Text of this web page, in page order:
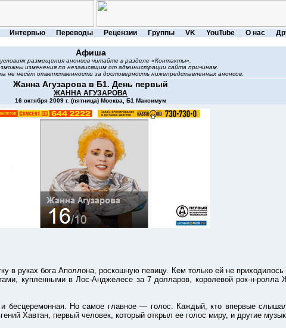
Интервью Переводы Рецензии Группы VK YouTube О нас
Афиша
размещения анонсов читайте в разделе «Контакты».
изменения по независящим от администрации сайта причинам.
не несёт ответственности за достоверность нижепредставленных анонсов.
Жанна Агузарова в Б1. День первый
ЖАННА АГУЗАРОВА
16 октября 2009 г. (пятница) Москва, Б1 Максимум
руках бога Аполлона, роскошную певицу. Кем только ей не
купленными в Лос-Анджелесе за 7 долларов, королевой рок-н-ролла
Но самое главное — голос. Каждый, кто впервые
Хавтан, первый человек, который открыл ее голос миру, и другие